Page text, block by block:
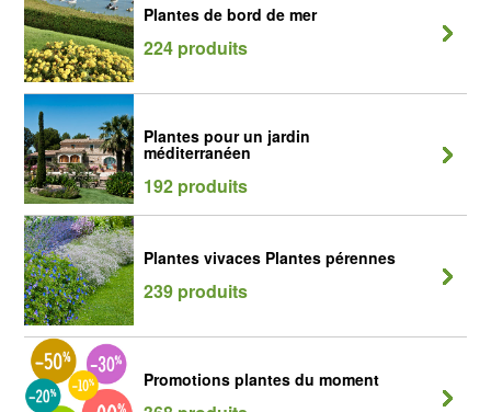
Plantes de bord de mer
224 produits
Plantes pour un jardin
méditerranéen
192 produits
Plantes vivaces Plantes pérennes
239 produits
Promotions plantes du moment